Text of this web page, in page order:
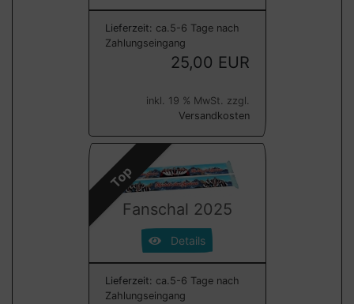
Lieferzeit: ca.5-6 Tage nach
Zahlungseingang
25,00 EUR
inkl. 19 % MwSt. zzgl.
Versandkosten
Top
Fanschal 2025
Details
Lieferzeit: ca.5-6 Tage nach
Zahlungseingang